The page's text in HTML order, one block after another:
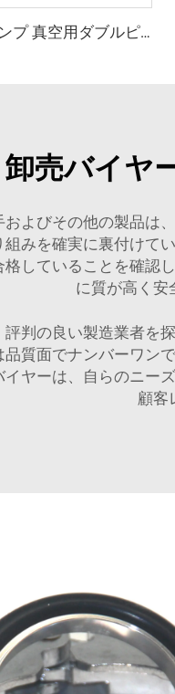
SS304 KF ダブルピンクランプ 真空用ダブルピンクランプ ステンレス鋼 KF/NW 真空継手 半導体用
卸売バイヤ
よびその他の製品は
みを確実に裏付けて
していることを確認
に質が高く安
判の良い製造業者を
質面でナンバーワン
ヤーは、自らのニー
顧客